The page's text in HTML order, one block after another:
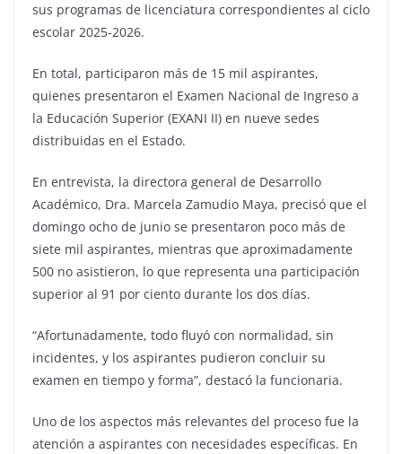
sus programas de licenciatura correspondientes al ciclo
escolar 2025-2026.
En total, participaron más de 15 mil aspirantes,
quienes presentaron el Examen Nacional de Ingreso a
la Educación Superior (EXANI II) en nueve sedes
distribuidas en el Estado.
En entrevista, la directora general de Desarrollo
Académico, Dra. Marcela Zamudio Maya, precisó que el
domingo ocho de junio se presentaron poco más de
siete mil aspirantes, mientras que aproximadamente
500 no asistieron, lo que representa una participación
superior al 91 por ciento durante los dos días.
“Afortunadamente, todo fluyó con normalidad, sin
incidentes, y los aspirantes pudieron concluir su
examen en tiempo y forma”, destacó la funcionaria.
Uno de los aspectos más relevantes del proceso fue la
atención a aspirantes con necesidades específicas. En